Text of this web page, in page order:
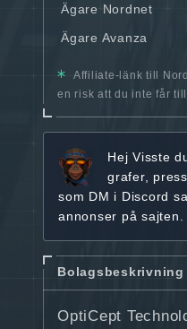
Ägare Nordnet
Ägare Avanza
Affiliate-länk till
en risk att du inte får
Hej Visste
grafer,
som DM i Discord
annonser på sajten.
Bolagsbeskrivning
OptiCept